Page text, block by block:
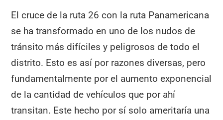
El cruce de la ruta 26 con la ruta Panamericana
se ha transformado en uno de los nudos de
tránsito más difíciles y peligrosos de todo el
distrito. Esto es así por razones diversas, pero
fundamentalmente por el aumento exponencial
de la cantidad de vehículos que por ahí
transitan. Este hecho por sí solo ameritaría una